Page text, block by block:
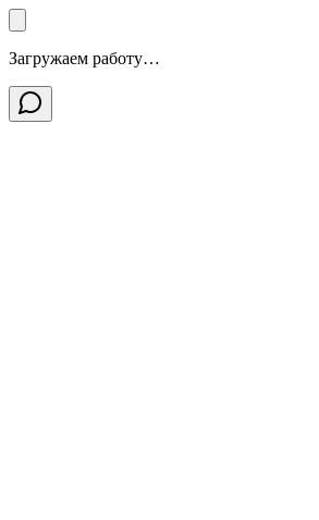
Загружаем работу…